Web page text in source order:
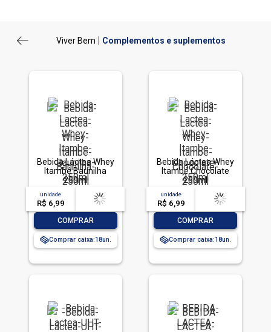
Viver Bem Complementos e suplementos
Bebida Láctea Whey
Itambé Baunilha
250ml
unidade
R$ 6,99
acima de
-- --,--un.
COMPRAR
Comprar caixa:18
Bebida Láctea Whey
Itambé Chocolate
250ml
unidade
R$ 6,99
acima de
-- --,--un.
COMPRAR
Comprar caixa:18